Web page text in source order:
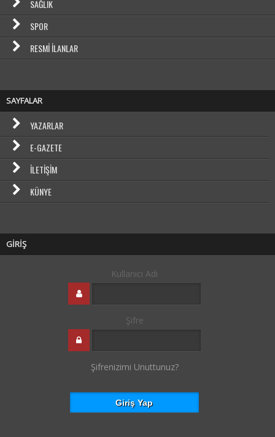
SAĞLIK
SPOR
RESMI İLANLAR
SAYFALAR
YAZARLAR
E-GAZETE
İLETIŞIM
KÜNYE
GİRİŞ
Kullanıcı Adı
Şifre
Şifrenizimi Unuttunuz?